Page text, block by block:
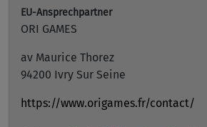
EU-Ansprechpartner
ORI GAMES
av Maurice Thorez
94200 Ivry Sur Seine
https://www.origames.fr/contact/